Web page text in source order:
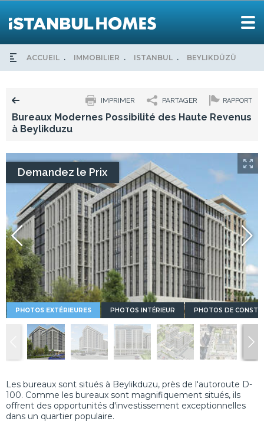
ACCUEIL IMMOBILIER ISTANBUL BEYLIKDÜZÜ
RAPPORT
PARTAGER
IMPRIMER
Bureaux Modernes Possibilité des Haute Revenus
à Beylikduzu
Demandez le Prix
PHOTOS EXTÉRIEURES PHOTOS INTÉRIEUR PHOTOS DE
Les bureaux sont situés à Beylikduzu, près de l'autoroute D-
100. Comme les bureaux sont magnifiquement situés, ils
offrent des opportunités d'investissement exceptionnelles
dans un quartier populaire.